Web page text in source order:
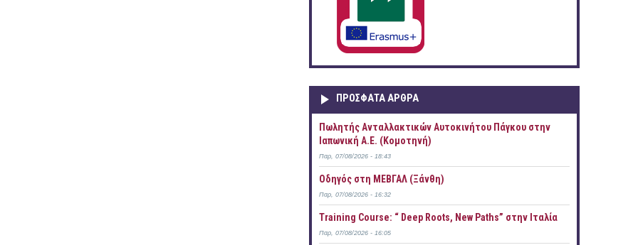
ΠΡOΣΦΑΤΑ AΡΘΡΑ
Πωλητής Ανταλλακτικών Αυτοκινήτου Πάγκου στην
Ιαπωνική Α.Ε. (Κομοτηνή)
Παρ, 07/08/2026 - 18:43
Οδηγός στη ΜΕΒΓΑΛ (Ξάνθη)
Παρ, 07/08/2026 - 16:32
Training Course: “ Deep Roots, New Paths” στην Ιταλία
Παρ, 07/08/2026 - 16:05